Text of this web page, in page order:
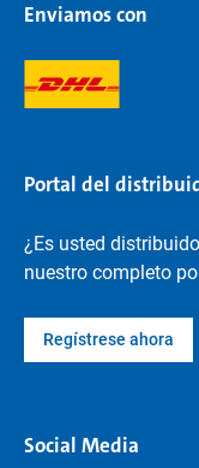
Enviamos con
Portal del
¿Es usted
nuestro completo
Regístrese ahora
Social Media